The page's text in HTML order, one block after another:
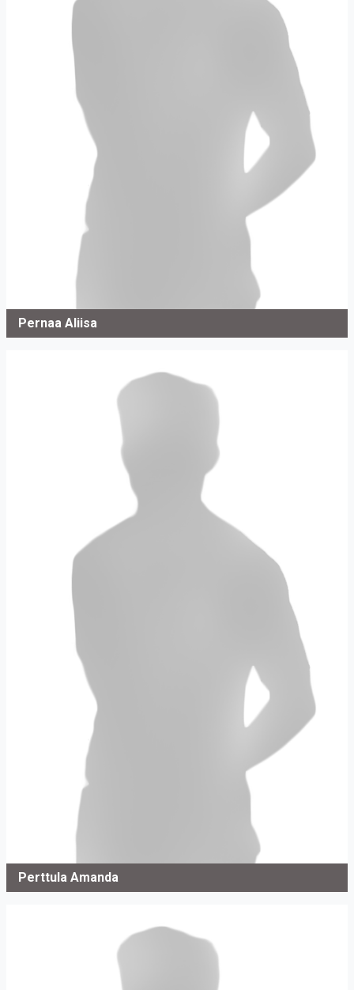
Pernaa Aliisa
Perttula Amanda